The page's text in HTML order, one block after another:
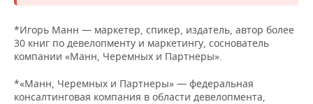
*Игорь Манн — маркетер, спикер, издатель, автор более
30 книг по девелопменту и маркетингу, соснователь
компании «Манн, Черемных и Партнеры».
*«Манн, Черемных и Партнеры» — федеральная
консалтинговая компания в области девелопмента,